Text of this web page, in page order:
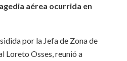
aérea ocurrida en
por la Jefa de Zona de
Loreto Osses, reunió a